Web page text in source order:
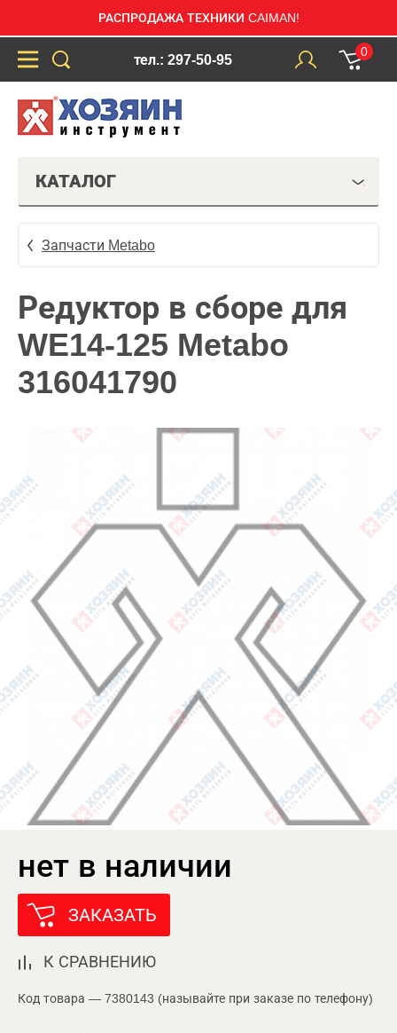
РАСПРОДАЖА ТЕХНИКИ CAIMAN!
тел.: 297-50-95
0
КАТАЛОГ
Запчасти Metabo
Редуктор в сборе для
WE14-125 Metabo
316041790
нет в наличии
ЗАКАЗАТЬ
К СРАВНЕНИЮ
Код товара — 7380143 (называйте при заказе по телефону)